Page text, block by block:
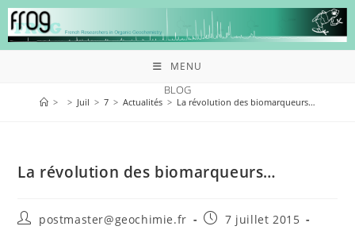
MENU
BLOG
> > Juil > 7 > Actualités > La révolution des biomarqueurs…
La révolution des biomarqueurs…
postmaster@geochimie.fr
7 juillet 2015